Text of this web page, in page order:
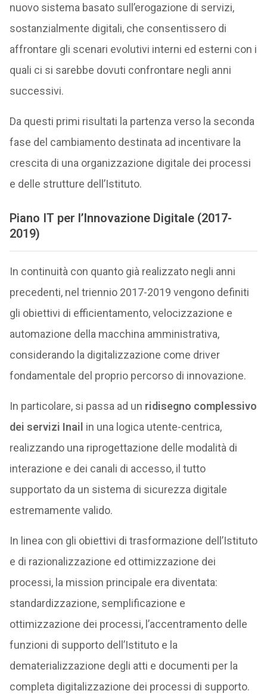
nuovo sistema basato sull’erogazione di servizi,
sostanzialmente digitali, che consentissero di
affrontare gli scenari evolutivi interni ed esterni con i
quali ci si sarebbe dovuti confrontare negli anni
successivi.
Da questi primi risultati la partenza verso la seconda
fase del cambiamento destinata ad incentivare la
crescita di una organizzazione digitale dei processi
e delle strutture dell’Istituto.
Piano IT per l’Innovazione Digitale (2017-
2019)
In continuità con quanto già realizzato negli anni
precedenti, nel triennio 2017-2019 vengono definiti
gli obiettivi di efficientamento, velocizzazione e
automazione della macchina amministrativa,
considerando la digitalizzazione come driver
fondamentale del proprio percorso di innovazione.
In particolare, si passa ad un ridisegno complessivo
dei servizi Inail in una logica utente-centrica,
realizzando una riprogettazione delle modalità di
interazione e dei canali di accesso, il tutto
supportato da un sistema di sicurezza digitale
estremamente valido.
In linea con gli obiettivi di trasformazione dell’Istituto
e di razionalizzazione ed ottimizzazione dei
processi, la mission principale era diventata:
standardizzazione, semplificazione e
ottimizzazione dei processi, l’accentramento delle
funzioni di supporto dell’Istituto e la
dematerializzazione degli atti e documenti per la
completa digitalizzazione dei processi di supporto.